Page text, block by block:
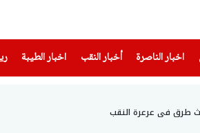
اخبار الناصرة
(current) أخبار النقب اخبار الطيبة(current)